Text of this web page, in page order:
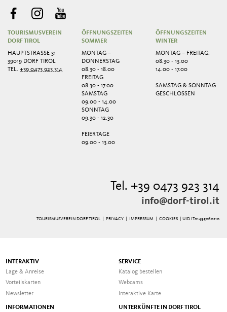
TOURISMUSVEREIN
DORF TIROL
HAUPTSTRASSE 31
39019 DORF TIROL
TEL.+39 0473 923 314
ÖFFNUNGSZEITEN
SOMMER
MONTAG –
DONNERSTAG
08.30 - 18.00
FREITAG
08.30 - 17.00
SAMSTAG
09.00 - 14.00
SONNTAG
09.30 - 12.30
FEIERTAGE
09.00 - 13.00
ÖFFNUNGSZEITEN
WINTER
MONTAG – FREITAG:
08.30 - 13.00
14.00 - 17.00
SAMSTAG & SONNTAG
GESCHLOSSEN
Tel. +39 0473 923 314
info@dorf-tirol.it
TOURISMUSVEREIN DORF TIROL | PRIVACY| IMPRESSUM| COOKIES | UID IT01495060210
INTERAKTIV
Lage & Anreise
Vorteilskarten
Newsletter
SERVICE
Katalog bestellen
Webcams
Interaktive Karte
INFORMATIONEN
UNTERKÜNFTE IN DORF TIROL